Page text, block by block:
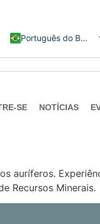
Português do Brasil
English
SE NOTÍCIAS
auríferos.
Recursos Minerais.